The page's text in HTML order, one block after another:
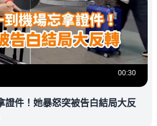
00:30
證件！她暴怒突被告白結局大反